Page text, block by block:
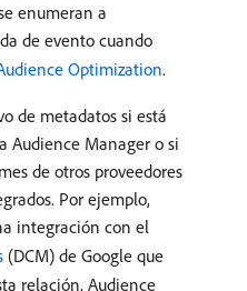
enumeran a
de evento cuando
Optimization.
de metadatos si está
Audience Manager o si
de otros proveedores
Por ejemplo,
integración con el
(DCM) de Google que
relación, Audience